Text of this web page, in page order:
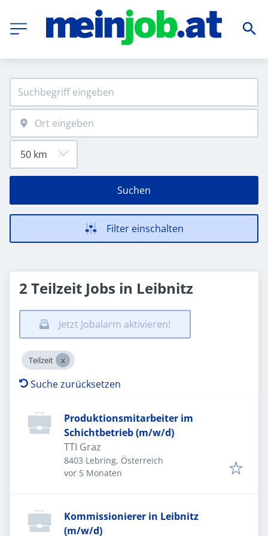
Suchen
Filter einschalten
2 Teilzeit Jobs in Leibnitz
Jetzt Jobalarm aktivieren!
Teilzeit
Suche zurücksetzen
Produktionsmitarbeiter im
Schichtbetrieb (m/w/d)
TTI Graz
8403 Lebring, Österreich
Veröffentlicht:
vor 5 Monaten
Kommissionierer in Leibnitz
(m/w/d)